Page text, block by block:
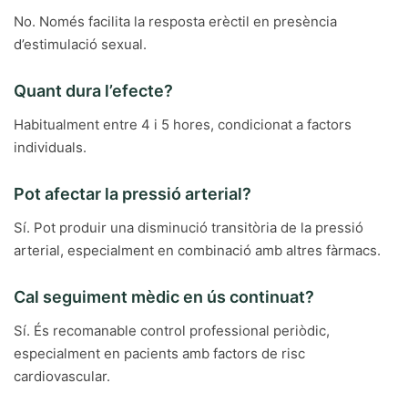
No. Només facilita la resposta erèctil en presència
d’estimulació sexual.
Quant dura l’efecte?
Habitualment entre 4 i 5 hores, condicionat a factors
individuals.
Pot afectar la pressió arterial?
Sí. Pot produir una disminució transitòria de la pressió
arterial, especialment en combinació amb altres fàrmacs.
Cal seguiment mèdic en ús continuat?
Sí. És recomanable control professional periòdic,
especialment en pacients amb factors de risc
cardiovascular.